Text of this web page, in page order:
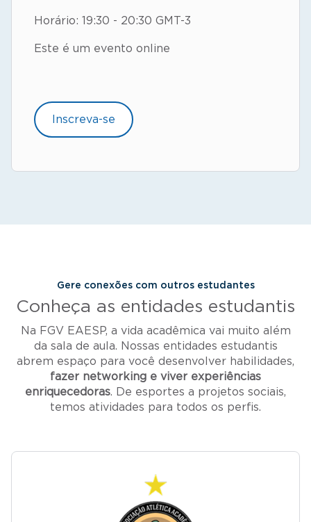
Horário: 19:30 - 20:30 GMT-3
Este é um evento online
Inscreva-se
Gere conexões com outros estudantes
Conheça as entidades estudantis
Na FGV EAESP, a vida acadêmica vai muito além
da sala de aula. Nossas entidades estudantis
abrem espaço para você desenvolver habilidades,
fazer networking e viver experiências
enriquecedoras. De esportes a projetos sociais,
temos atividades para todos os perfis.